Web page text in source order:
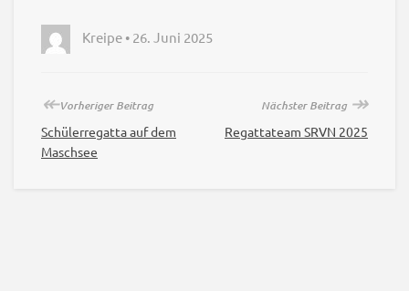
Kreipe • 26. Juni 2025
↞Vorheriger Beitrag
Schülerregatta auf dem
Maschsee
Nächster Beitrag ↠
Regattateam SRVN 2025